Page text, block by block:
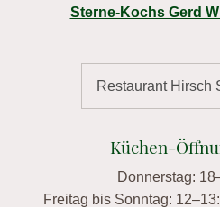
Sterne-Kochs Gerd
Restaurant Hirsch
Küchen-
Donnerstag:
Freitag bis Sonntag: